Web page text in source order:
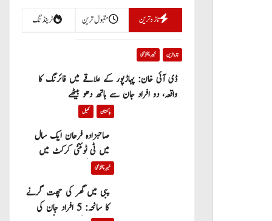
تازہ ترین مقبول ترین ٹرینڈنگ
تازہ ترین خیبر پختونخوا
ڈی آئی خان: پہاڑپور کے علاقے میں فائرنگ کا
واقعہ، دو افراد جان سے ہاتھ دھو بیٹھے
پاکستان کھیل
صاحبزادہ فرحان ایک سال
میں ٹی ٹوئنٹی کرکٹ میں
100 چھکے لگانے والے پہلے
پاکستانی بیٹر بن گئے
خیبر پختونخوا
پبی میں گھر کی چھت گرنے
کا سانحہ: 5 افراد جان کی